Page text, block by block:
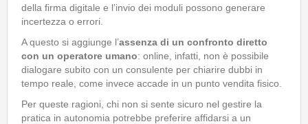
della firma digitale e l’invio dei moduli possono generare
incertezza o errori.
A questo si aggiunge l’assenza di un confronto diretto
con un operatore umano: online, infatti, non è possibile
dialogare subito con un consulente per chiarire dubbi in
tempo reale, come invece accade in un punto vendita fisico.
Per queste ragioni, chi non si sente sicuro nel gestire la
pratica in autonomia potrebbe preferire affidarsi a un